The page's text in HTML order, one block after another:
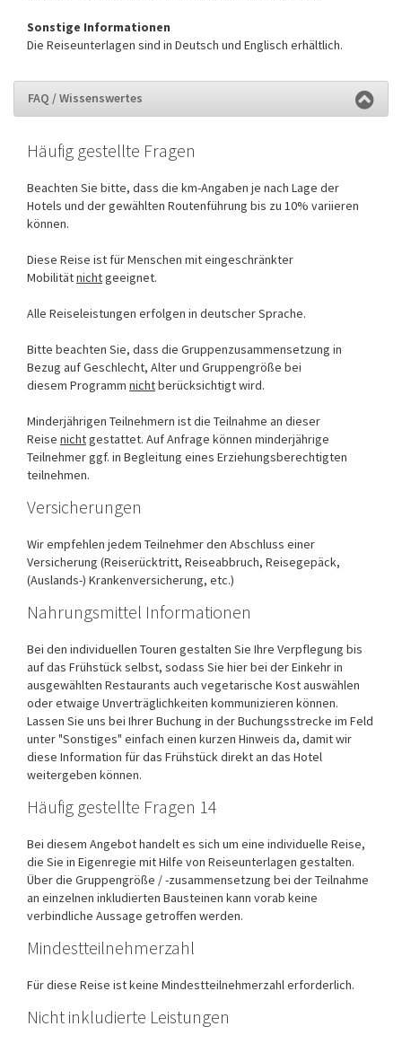
Sonstige Informationen
Die Reiseunterlagen sind in Deutsch und Englisch erhältlich.
FAQ / Wissenswertes
Häufig gestellte Fragen
Beachten Sie bitte, dass die km-Angaben je nach Lage der
Hotels und der gewählten Routenführung bis zu 10% variieren
können.
Diese Reise ist für Menschen mit eingeschränkter
Mobilitätnichtgeeignet.
Alle Reiseleistungen erfolgen in deutscher Sprache.
Bitte beachten Sie, dass die Gruppenzusammensetzung in
Bezug auf Geschlecht, Alter und Gruppengröße bei
diesem Programm nichtberücksichtigt wird.
Minderjährigen Teilnehmern ist die Teilnahme an dieser
Reise nichtgestattet. Auf Anfrage können minderjährige
Teilnehmer ggf. in Begleitung eines Erziehungsberechtigten
teilnehmen.
Versicherungen
Wir empfehlen jedem Teilnehmer den Abschluss einer
Versicherung (Reiserücktritt, Reiseabbruch, Reisegepäck,
(Auslands-) Krankenversicherung, etc.)
Nahrungsmittel Informationen
Bei den individuellen Touren gestalten Sie Ihre Verpflegung bis
auf das Frühstück selbst, sodass Sie hier bei der Einkehr in
ausgewählten Restaurants auch vegetarische Kost auswählen
oder etwaige Unverträglichkeiten kommunizieren können.
Lassen Sie uns bei Ihrer Buchung in der Buchungsstrecke im Feld
unter "Sonstiges" einfach einen kurzen Hinweis da, damit wir
diese Information für das Frühstück direkt an das Hotel
weitergeben können.
Häufig gestellte Fragen 14
Bei diesem Angebot handelt es sich um eine individuelle Reise,
die Sie in Eigenregie mit Hilfe von Reiseunterlagen gestalten.
Über die Gruppengröße / -zusammensetzung bei der Teilnahme
an einzelnen inkludierten Bausteinen kann vorab keine
verbindliche Aussage getroffen werden.
Mindestteilnehmerzahl
Für diese Reise ist keine Mindestteilnehmerzahl erforderlich.
Nicht inkludierte Leistungen